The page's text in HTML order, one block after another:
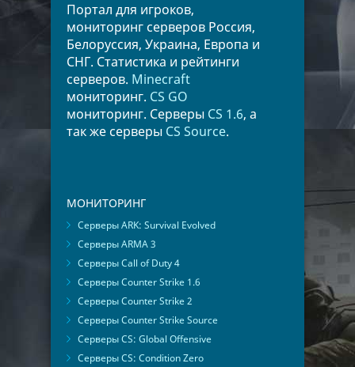
Портал для игроков,
мониторинг серверов Россия,
Белоруссия, Украина, Европа и
СНГ. Статистика и рейтинги
серверов. Minecraft
мониторинг. CS GO
мониторинг. Серверы CS 1.6, а
так же серверы CS Source.
МОНИТОРИНГ
Серверы ARK: Survival Evolved
Серверы ARMA 3
Серверы Call of Duty 4
Серверы Counter Strike 1.6
Серверы Counter Strike 2
Серверы Counter Strike Source
Серверы CS: Global Offensive
Серверы CS: Condition Zero